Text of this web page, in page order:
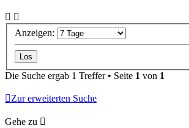
Anzeigen:
Die Suche ergab 1 Treffer • Seite 1 von 1
Zur erweiterten Suche
Gehe zu